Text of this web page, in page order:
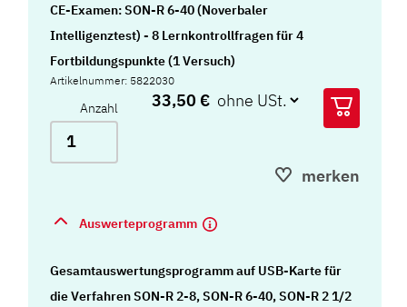
CE-Examen: SON-R 6-40 (Noverbaler
Intelligenztest) - 8 Lernkontrollfragen für 4
Fortbildungspunkte (1 Versuch)
Artikelnummer: 5822030
Anzahl 33,50 €
merken
Auswerteprogramm
Gesamtauswertungsprogramm auf USB-Karte für
die Verfahren SON-R 2-8, SON-R 6-40, SON-R 2 1/2